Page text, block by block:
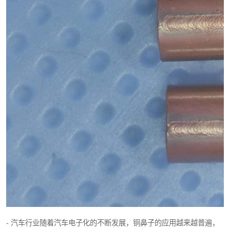
- 汽车行业随着汽车电子化的不断发展，铜鼻子的应用越来越普遍，